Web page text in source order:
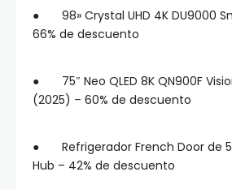
● 98» Crystal UHD 4K DU9000
66% de descuento
● 75″ Neo QLED 8K QN900F
(2025) – 60% de descuento
● Refrigerador French Door de
Hub – 42% de descuento